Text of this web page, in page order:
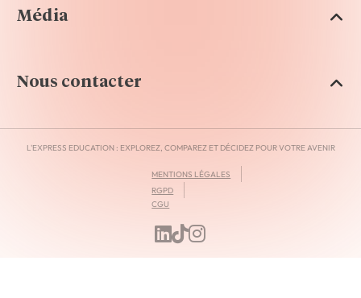
Média
Nous contacter
L'EXPRESS EDUCATION : EXPLOREZ, COMPAREZ ET DÉCIDEZ POUR VOTRE AVENIR
MENTIONS LÉGALES
RGPD
CGU